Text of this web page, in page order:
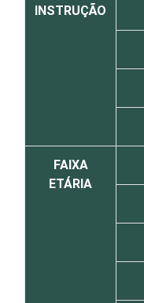
INSTRUÇÃO
FAIXA
ETÁRIA